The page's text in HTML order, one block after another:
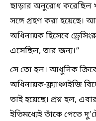
ছাড়ার অনুরোধ করেছিল
সঙ্গে গ্রহণ করা হয়েছে।
অধিনায়ক হিসেবে
এসেছিল, তার জন্য।”
সে তো হল। আধুনিক
অধিনায়ক-ফ্র্যাঞ্চাইজি
তাই হয়েছে। প্রশ্ন হল,
ইতিমধ্যেই তাঁকে পেতে